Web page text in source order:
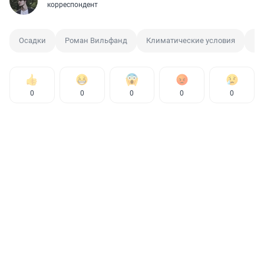
корреспондент
Осадки Роман Вильфанд Климатические условия
0 0 0 0 0